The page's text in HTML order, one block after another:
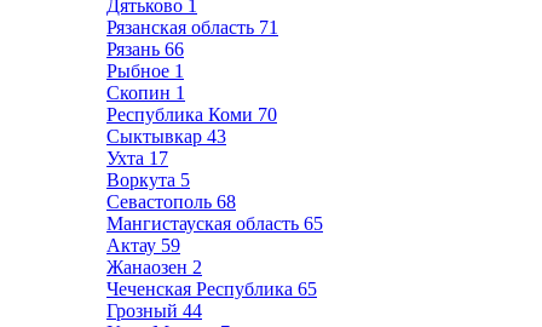
Дятьково 1
Рязанская область 71
Рязань 66
Рыбное 1
Скопин 1
Республика Коми 70
Сыктывкар 43
Ухта 17
Воркута 5
Севастополь 68
Мангистауская область 65
Актау 59
Жанаозен 2
Чеченская Республика 65
Грозный 44